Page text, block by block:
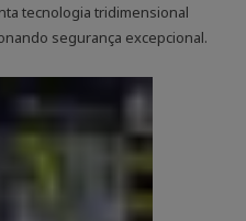
tecnologia tridimensional
segurança excepcional.